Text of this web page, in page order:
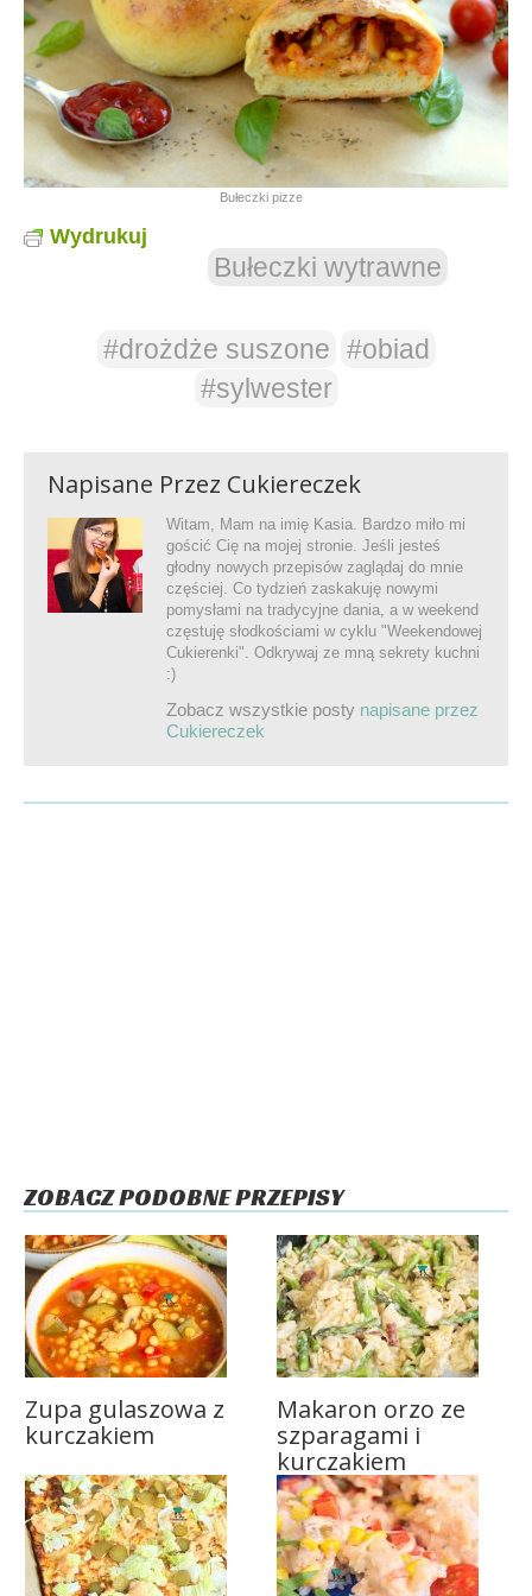
Bułeczki pizze
Wydrukuj
Bułeczki wytrawne
#drożdże suszone #obiad
#sylwester
Napisane Przez Cukiereczek
Witam, Mam na imię Kasia. Bardzo miło mi
gościć Cię na mojej stronie. Jeśli jesteś
głodny nowych przepisów zaglądaj do mnie
częściej. Co tydzień zaskakuję nowymi
pomysłami na tradycyjne dania, a w weekend
częstuję słodkościami w cyklu "Weekendowej
Cukierenki". Odkrywaj ze mną sekrety kuchni
:)
Zobacz wszystkie posty napisane przez
Cukiereczek
ZOBACZ PODOBNE PRZEPISY
Zupa gulaszowa z
kurczakiem
Makaron orzo ze
szparagami i
kurczakiem